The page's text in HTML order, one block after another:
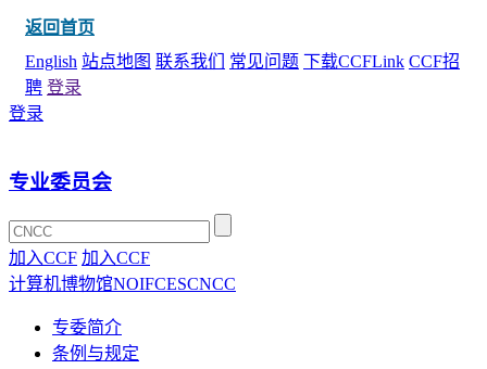
返回首页
English 站点地图 联系我们 常见问题 下载CCFLink CCF招
聘 登录
登录
专业委员会
加入CCF 加入CCF
计算机博物馆NOIFCESCNCC
专委简介
条例与规定